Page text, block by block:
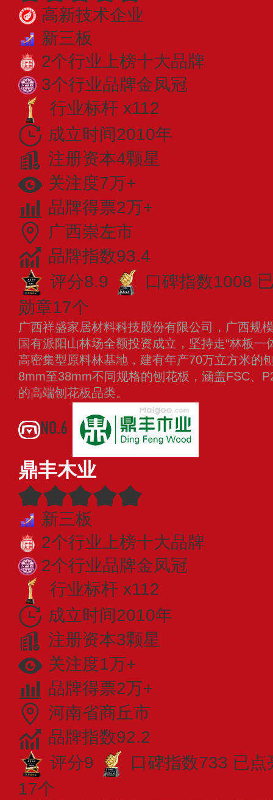
高新技术企业
新三板
2个行业上榜十大品牌
3个行业品牌金凤冠
行业标杆 x112
成立时间2010年
注册资本4颗星
关注度7万+
品牌得票2万+
广西崇左市
品牌指数93.4
评分8.9
口碑指数1008
勋章17个
广西祥盛家居材料科技股份有限公司，广西规
国有派阳山林场全额投资成立，坚持走“林板一
高密集型原料林基地，建有年产70万立方米的
8mm至38mm不同规格的刨花板，涵盖FSC、
的高端刨花板品类。
NO.6
鼎丰木业
新三板
2个行业上榜十大品牌
2个行业品牌金凤冠
行业标杆 x112
成立时间2010年
注册资本3颗星
关注度1万+
品牌得票2万+
河南省商丘市
品牌指数92.2
评分9
口碑指数733 已点
17个